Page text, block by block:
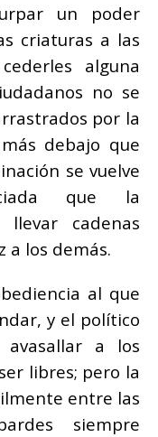
un poder
criaturas a las
alguna
no se
por la
debajo que
se vuelve
que la
llevar cadenas
a los demás.
al que
y el político
avasallar a los
libres; pero la
entre las
siempre